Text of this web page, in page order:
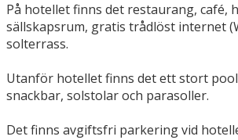
På hotellet finns det restaurang, café,
sällskapsrum, gratis trådlöst internet
solterrass.
Utanför hotellet finns det ett stort
snackbar, solstolar och parasoller.
Det finns avgiftsfri parkering vid